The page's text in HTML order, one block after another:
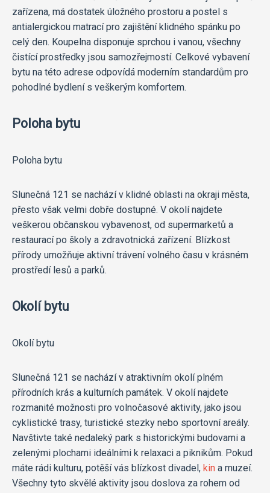
zařízena, má dostatek úložného prostoru a postel s
antialergickou matrací pro zajištění klidného spánku po
celý den. Koupelna disponuje sprchou i vanou, všechny
čistící prostředky jsou samozřejmostí. Celkové vybavení
bytu na této adrese odpovídá moderním standardům pro
pohodlné bydlení s veškerým komfortem.
Poloha bytu
Poloha bytu
Slunečná 121 se nachází v klidné oblasti na okraji města,
přesto však velmi dobře dostupné. V okolí najdete
veškerou občanskou vybavenost, od supermarketů a
restaurací po školy a zdravotnická zařízení. Blízkost
přírody umožňuje aktivní trávení volného času v krásném
prostředí lesů a parků.
Okolí bytu
Okolí bytu
Slunečná 121 se nachází v atraktivním okolí plném
přírodních krás a kulturních památek. V okolí najdete
rozmanité možnosti pro volnočasové aktivity, jako jsou
cyklistické trasy, turistické stezky nebo sportovní areály.
Navštivte také nedaleký park s historickými budovami a
zelenými plochami ideálními k relaxaci a piknikům. Pokud
máte rádi kulturu, potěší vás blízkost divadel, kin a muzeí.
Všechny tyto skvělé aktivity jsou doslova za rohem od